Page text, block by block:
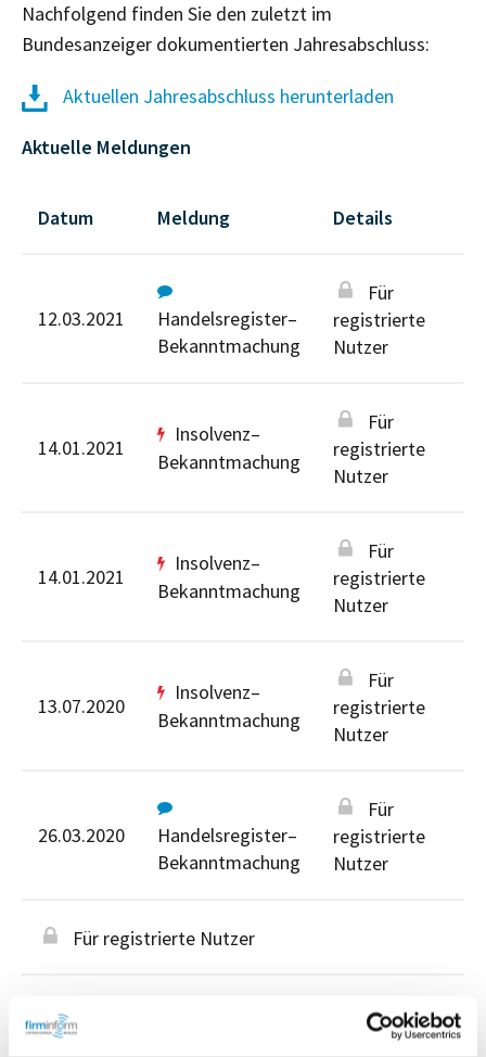
Nachfolgend finden Sie den zuletzt im
Bundesanzeiger dokumentierten Jahresabschluss:
Aktuellen Jahresabschluss herunterladen
Aktuelle Meldungen
Datum Meldung Details
12.03.2021
Handelsregister–
Bekanntmachung
Für
registrierte
Nutzer
14.01.2021
Insolvenz–
Bekanntmachung
Für
registrierte
Nutzer
14.01.2021
Insolvenz–
Bekanntmachung
Für
registrierte
Nutzer
13.07.2020
Insolvenz–
Bekanntmachung
Für
registrierte
Nutzer
26.03.2020
Handelsregister–
Bekanntmachung
Für
registrierte
Nutzer
Für registrierte Nutzer